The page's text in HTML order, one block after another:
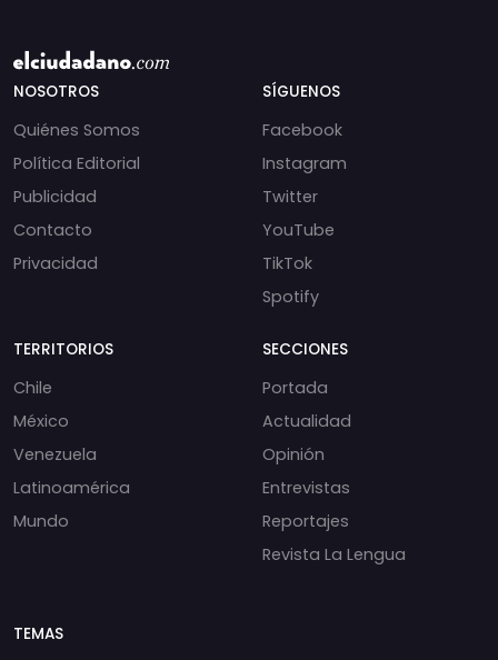
NOSOTROS
Quiénes Somos
Política Editorial
Publicidad
Contacto
Privacidad
SÍGUENOS
Facebook
Instagram
Twitter
YouTube
TikTok
Spotify
TERRITORIOS
Chile
México
Venezuela
Latinoamérica
Mundo
SECCIONES
Portada
Actualidad
Opinión
Entrevistas
Reportajes
Revista La Lengua
TEMAS